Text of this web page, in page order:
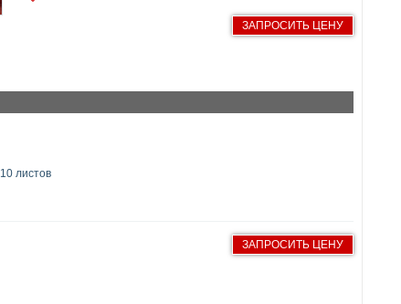
ЗАПРОСИТЬ ЦЕНУ
листов
ЗАПРОСИТЬ ЦЕНУ